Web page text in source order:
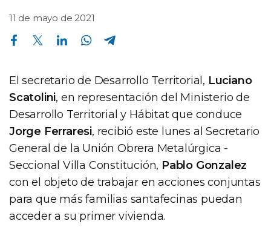
11 de mayo de 2021
Compartir en Facebook Compartir en Twitter Compartir en Linkedin Compartir en Whatsapp
El secretario de Desarrollo Territorial, Luciano
Scatolini, en representación del Ministerio de
Desarrollo Territorial y Hábitat que conduce
Jorge Ferraresi, recibió este lunes al Secretario
General de la Unión Obrera Metalúrgica -
Seccional Villa Constitución, Pablo Gonzalez
con el objeto de trabajar en acciones conjuntas
para que más familias santafecinas puedan
acceder a su primer vivienda.